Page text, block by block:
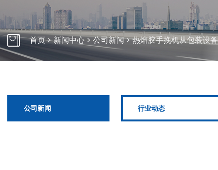
了解
自动束带机桌面式 自动束带
首页>新闻中心>公司新闻>热熔胶手挽机从包装设
公司新闻 行业动态